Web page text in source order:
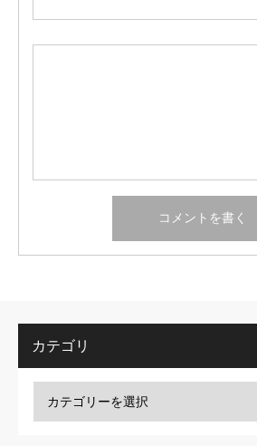
カテゴリ